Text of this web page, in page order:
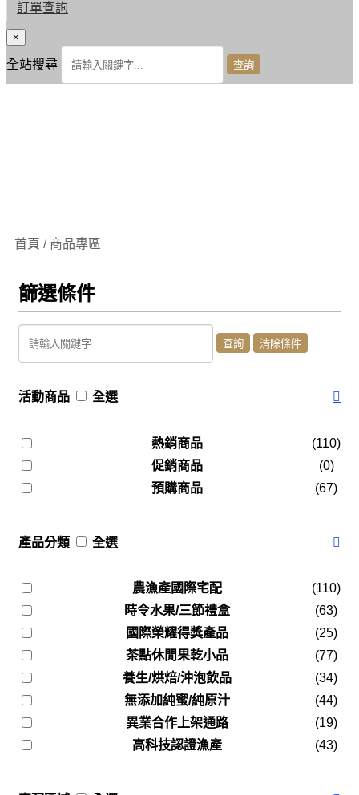
訂單查詢
×
全站搜尋
首頁 / 商品專區
篩選條件
活動商品 全選
熱銷商品
(110)
促銷商品
(0)
預購商品
(67)
產品分類 全選
農漁產國際宅配
(110)
時令水果/三節禮盒
(63)
國際榮耀得獎產品
(25)
茶點休閒果乾小品
(77)
養生/烘焙/沖泡飲品
(34)
無添加純蜜/純原汁
(44)
異業合作上架通路
(19)
高科技認證漁產
(43)